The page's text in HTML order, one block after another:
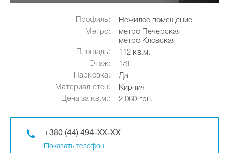
Профиль:
Нежилое помещение
Метро:
метро Печерская
метро Кловская
Площадь:
112 кв.м.
Этаж:
1/9
Парковка:
Да
Материал стен:
Кирпич
Цена за кв.м.:
2 060 грн.
+380 (44) 494-XX-XX
Показать телефон